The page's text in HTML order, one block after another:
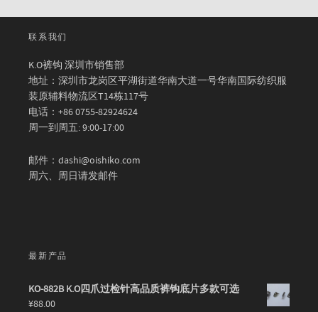
联系我们
K.O裤钩 深圳市销售部
地址：深圳市龙岗区平湖街道华南大道一号华南国际纺织服
装原辅料物流区T14栋117号
电话：+86 0755-82924624
周一到周五: 9:00-17:00
邮件：dashi@oishiko.com
周六、周日请发邮件
最新产品
KO-882B K.O四爪过检针高品质裤钩底片多款可选
¥88.00